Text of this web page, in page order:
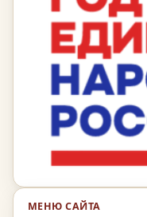
МЕНЮ САЙТА